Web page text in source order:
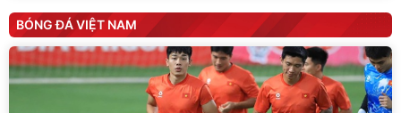
BÓNG ĐÁ VIỆT NAM